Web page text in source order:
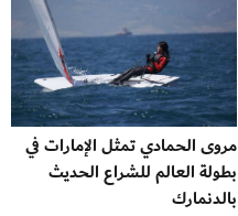
مروى الحمادي تمثل الإمارات في
بطولة العالم للشراع الحديث
بالدنمارك